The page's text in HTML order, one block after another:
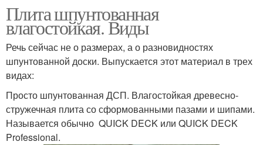
Плита шпунтованная
влагостойкая. Виды
Речь сейчас не о размерах, а о разновидностях
шпунтованной доски. Выпускается этот материал в трех
видах:
Просто шпунтованная ДСП. Влагостойкая древесно-
стружечная плита со сформованными пазами и шипами.
Называется обычно QUICK DECK или QUICK DECK
Professional.